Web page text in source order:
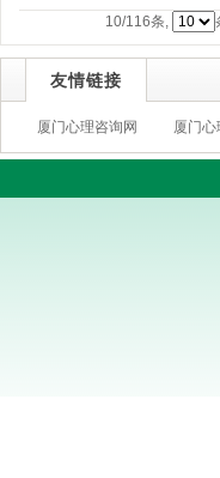
10/116条,
友情链接
厦门心理咨询网 厦门心